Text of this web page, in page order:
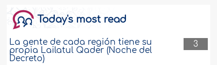
Today's most read
3
La gente de cada región tiene su
propia Lailatul Qader (Noche del
Decreto)